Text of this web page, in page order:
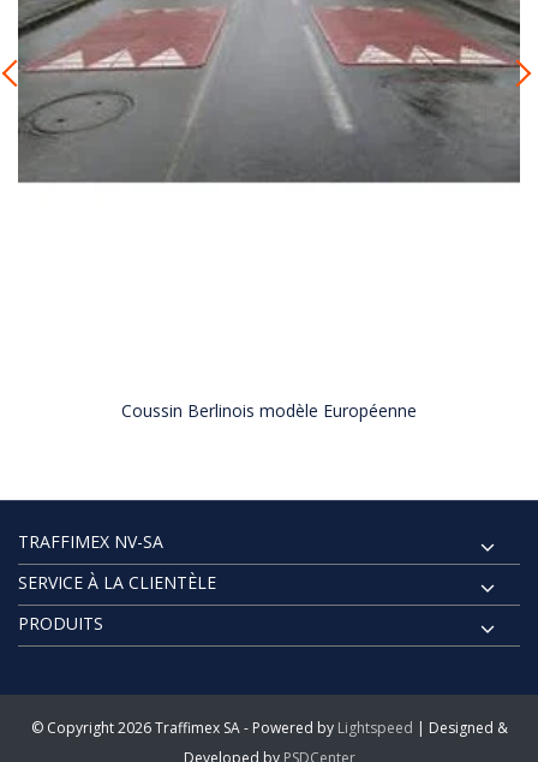
Coussin Berlinois modèle Européenne
TRAFFIMEX NV-SA
SERVICE À LA CLIENTÈLE
PRODUITS
© Copyright 2026 Traffimex SA - Powered by Lightspeed | Designed &